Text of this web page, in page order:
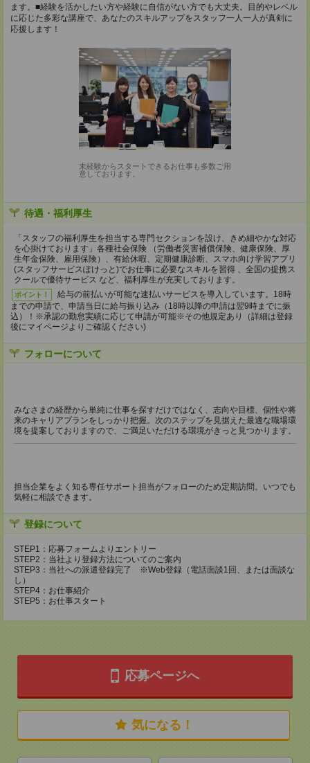
ます。■経験を活かしたい方や経験に自信がない方でも大丈夫。目的やレベル
に応じた多彩な講座で、あなたのスキルアップをスタッフ一人一人が真剣に
応援します！
未経験からスタートできるお仕事も多数ご用
意しております。
待遇・福利厚生
「スタッフの福利厚生を担当する専門セクションを設け、きめ細やかな対応
を心掛けております」各種社会保険 （労働者災害補償保険、健康保険、厚
生年金保険、雇用保険）、有給休暇、定期健康診断、スマホ向け学習アプリ
(スタッフサービスぽけっと)でお仕事に必要なスキルを習得 、全国の提携ス
クールで優待サービス など、福利厚生が充実しております。
ポイント！
給与の前払いが可能な速払いサービスを導入しています。18時
までの申請で、申請当日に給与振り込み（18時以降の申請は翌9時までに振
込）！※承認の勤怠実績に応じて申請が可能※その他規定あり（詳細は登録
後にマイページよりご確認ください)
フォローについて
みなさまの経歴から単純に仕事を探すだけではなく、志向や目標、個性や将
来のキャリアプランをしっかり把握。次のステップを見据えた最適な職場環
境を提案しておりますので、ご満足いただける環境がきっと見つかります。
担当企業をよく知る専任サポート担当がフォローのため定期訪問。いつでも
気軽に相談できます。
登録について
STEP1：応募フォームよりエントリー
STEP2：当社より登録方法についてのご案内
STEP3：当社への派遣登録完了 ※Web登録（電話面談1回、または面談な
し）
STEP4：お仕事紹介
STEP5：お仕事スタート
応募ページへ
気になる！